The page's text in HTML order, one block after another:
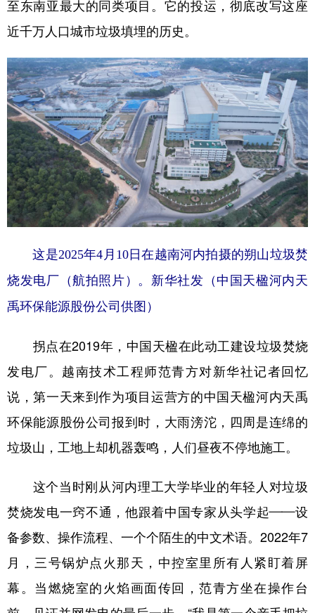
广东 广西 海南 重庆
陕西 甘肃 青海 宁夏
新疆 内蒙古 黑龙江
多语种频道
English Español Français عربى
Русский язык 日本語 한국어
Deutsch
至东南亚最大的同类项目。它的投运，彻底改写这座
近千万人口城市垃圾填埋的历史。
这是2025年4月10日在越南河内拍摄的朔山垃圾焚
烧发电厂（航拍照片）。新华社发（中国天楹河内天
禹环保能源股份公司供图）
拐点在2019年，中国天楹在此动工建设垃圾焚烧
发电厂。越南技术工程师范青方对新华社记者回忆
说，第一天来到作为项目运营方的中国天楹河内天禹
环保能源股份公司报到时，大雨滂沱，四周是连绵的
垃圾山，工地上却机器轰鸣，人们昼夜不停地施工。
这个当时刚从河内理工大学毕业的年轻人对垃圾
焚烧发电一窍不通，他跟着中国专家从头学起——设
备参数、操作流程、一个个陌生的中文术语。2022年7
月，三号锅炉点火那天，中控室里所有人紧盯着屏
幕。当燃烧室的火焰画面传回，范青方坐在操作台